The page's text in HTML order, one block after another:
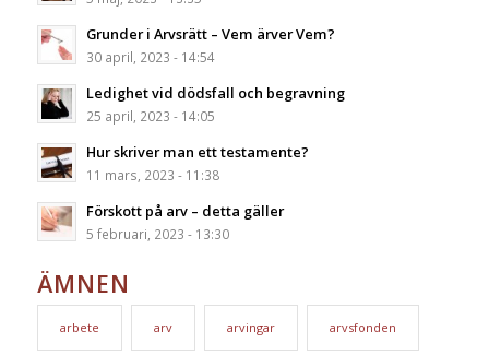
Grunder i Arvsrätt – Vem ärver Vem?
30 april, 2023 - 14:54
Ledighet vid dödsfall och begravning
25 april, 2023 - 14:05
Hur skriver man ett testamente?
11 mars, 2023 - 11:38
Förskott på arv – detta gäller
5 februari, 2023 - 13:30
ÄMNEN
arbete arv arvingar arvsfonden